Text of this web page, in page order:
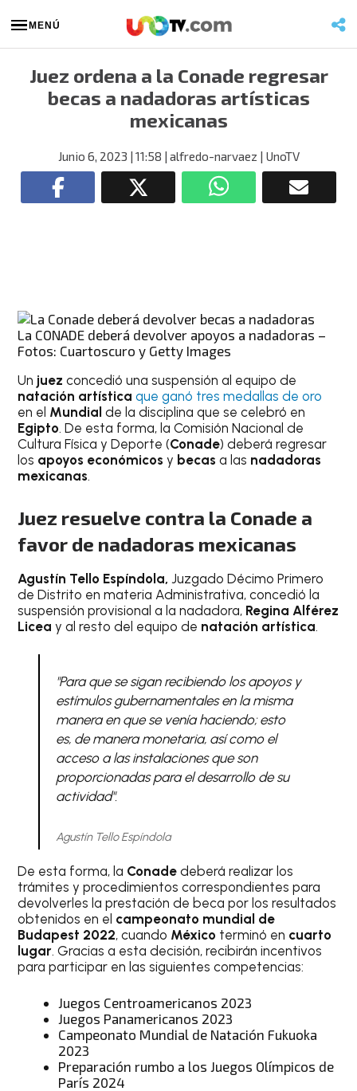
MENÚ
Juez ordena a la Conade regresar
becas a nadadoras artísticas
mexicanas
Junio 6, 2023 | 11:58 | alfredo-narvaez | UnoTV
La CONADE deberá devolver apoyos a nadadoras –
Fotos: Cuartoscuro y Getty Images
Un juezconcedió una suspensión al equipo de
natación artística que ganó tres medallas de oro
en el Mundial de la disciplina que se celebró en
Egipto. De esta forma, la Comisión Nacional de
Cultura Física y Deporte (Conade) deberá regresar
los apoyos económicos y becas a las nadadoras
mexicanas.
Juez resuelve contra la Conade a
favor de nadadoras mexicanas
Agustín Tello Espíndola, Juzgado Décimo Primero
de Distrito en materia Administrativa, concedió la
suspensión provisional a la nadadora, Regina Alférez
Licea y al resto del equipo de natación artística.
"Para que se sigan recibiendo los apoyos y
estímulos gubernamentales en la misma
manera en que se venía haciendo; esto
es, de manera monetaria, así como el
acceso a las instalaciones que son
proporcionadas para el desarrollo de su
actividad".
Agustín Tello Espíndola
De esta forma, la Conadedeberá realizar los
trámites y procedimientos correspondientes para
devolverles la prestación de beca por los resultados
obtenidos en el campeonato mundial de
Budapest 2022, cuando México terminó en cuarto
lugar. Gracias a esta decisión, recibirán incentivos
para participar en las siguientes competencias:
Juegos Centroamericanos 2023
Juegos Panamericanos 2023
Campeonato Mundial de Natación Fukuoka
2023
Preparación rumbo a los Juegos Olímpicos de
París 2024